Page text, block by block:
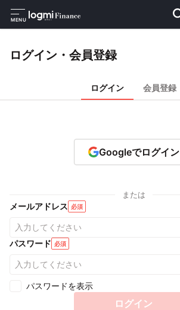
MENU
ログイン・会員登録
ログイン 会員登録
Googleでログイン
または
メールアドレス 必須
パスワード 必須
パスワードを表示
ログイン